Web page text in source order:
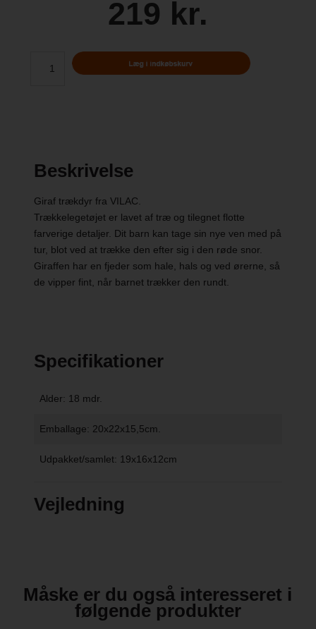
219 kr.
Beskrivelse
Giraf trækdyr fra VILAC.
Trækkelegetøjet er lavet af træ og tilegnet flotte
farverige detaljer. Dit barn kan tage sin nye ven med på
tur, blot ved at trække den efter sig i den røde snor.
Giraffen har en fjeder som hale, hals og ved ørerne, så
de vipper fint, når barnet trækker den rundt.
Specifikationer
Alder: 18 mdr.
Emballage: 20x22x15,5cm.
Udpakket/samlet: 19x16x12cm
Vejledning
Måske er du også interesseret i
følgende produkter